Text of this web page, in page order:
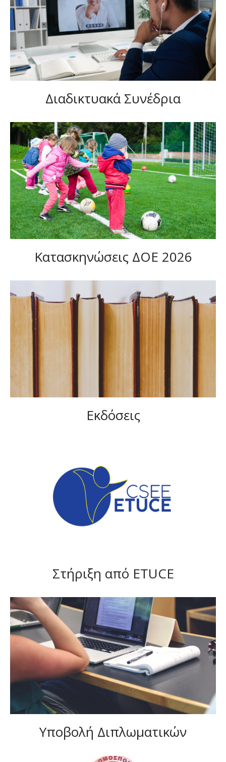
Διαδικτυακά Συνέδρια
Κατασκηνώσεις ΔΟΕ 2026
Εκδόσεις
Στήριξη από ETUCE
Υποβολή Διπλωματικών